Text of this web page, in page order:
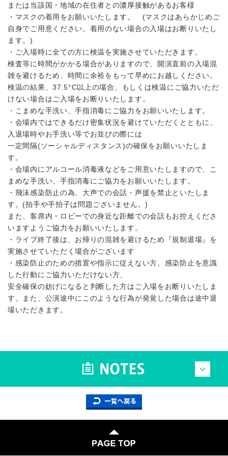
または当該国・地域の在住者との濃厚接触があるお客様
・マスクの着用をお願いいたします。 (マスクはあらかじめご
自身でご用意ください。着用のない場合の入場はお断りいたし
ます。)
・ご入場時に全ての方に検温を実施させていただきます。
検査等に時間がかかる場合がありますので、開演直前の入場混
雑を避けるため、時間に余裕をもって早めにお越しください。
検温の結果、37.5°C以上の場合、もしくは検温にご協力いただ
けない場合はご入場をお断りいたします。
・こまめな手洗い、手指消毒にご協力をお願いいたします。
・会場内ではできるだけ密集状況を避けていただくとともに、
入退場時やお手洗い等でお並びの際には
一定間隔(ソーシャルディスタンス)の確保をお願いいたしま
す。
・会場内にアルコール消毒液などをご用意いたしますので、こ
まめな手洗い、手指消毒にご協力をお願いいたします。
・飛沫感染防止の為、大声での会話・声援を禁止といたしま
す。(拍手や手拍子は問題ございません。)
また、客席内・ロビーでの身近な距離での会話もお控えくださ
いますようご協力をお願いいたします。
・ライブ終了後は、お帰りの混雑を避けるため『規制退場』を
実施させていただく場合がございます
・感染防止のための措置や指示に従えない方、感染防止を意識
した行動にご協力いただけない方、
安全確保の妨げになると判断した方はご入場をお断りいたしま
す。また、公演途中にこのような行為が発覚した場合は途中退
場いただきます。